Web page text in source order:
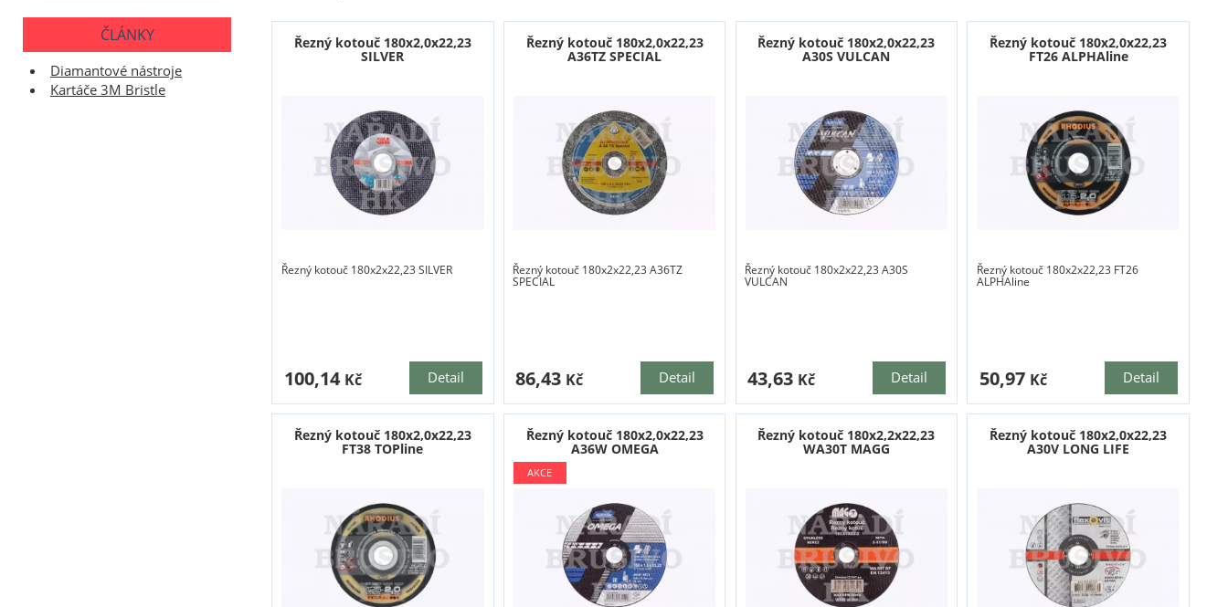
Řezný kotouč 180x2,0x22,23
SILVER
Řezný kotouč 180x2x22,23 SILVER
Detail
100,14 Kč
Řezný kotouč 180x2,0x22,23
A36TZ SPECIAL
Řezný kotouč 180x2x22,23 A36TZ
SPECIAL
Detail
86,43 Kč
Řezný kotouč 180x2,0x22,23
A30S VULCAN
Řezný kotouč 180x2x22,23 A30S
VULCAN
Detail
43,63 Kč
Řezný kotouč 180x2,0x22,23
FT26 ALPHAline
Řezný kotouč 180x2x22,23 FT26
ALPHAline
Detail
50,97 Kč
Řezný kotouč 180x2,0x22,23
FT38 TOPline
Řezný kotouč 180x2,0x22,23
A36W OMEGA
Řezný kotouč 180x2,2x22,23
WA30T MAGG
Řezný kotouč 180x2,0x22,23
A30V LONG LIFE
ČLÁNKY
Diamantové nástroje
Kartáče 3M Bristle